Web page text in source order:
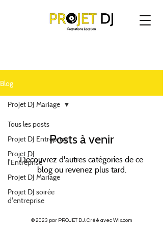
Blog
Tous les posts
Projet DJ Entreprise
Projet DJ
l'Entreprise
Projet DJ Mariage
Projet DJ soirée
d'entreprise
Projet DJ Mariage
Posts à venir
Découvrez d'autres catégories de ce
blog ou revenez plus tard.
© 2023 par PROJET DJ. Créé avec Wix.com